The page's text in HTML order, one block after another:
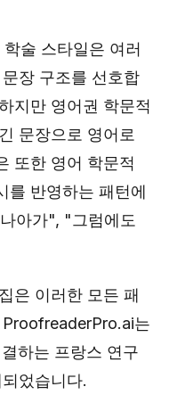
학술 스타일은 여러
장 구조를 선호합
지만 영어권 학문적
문장으로 영어로
또한 영어 학문적
를 반영하는 패턴에
아가", "그럼에도
은 이러한 모든 패
는
하는 프랑스 연구
었습니다.